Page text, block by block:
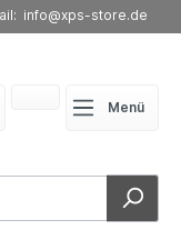
info@xps-store.de
Menü